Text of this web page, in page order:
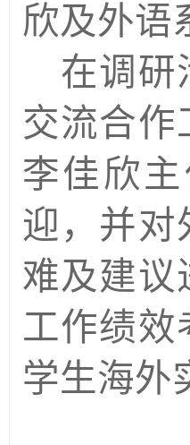
欣及外语
在调研
交流合作
李佳欣
迎，并对
难及建议
工作绩效
学生海外